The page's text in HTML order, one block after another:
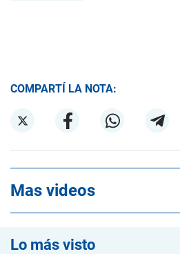
COMPARTÍ LA NOTA:
Mas videos
Lo más visto